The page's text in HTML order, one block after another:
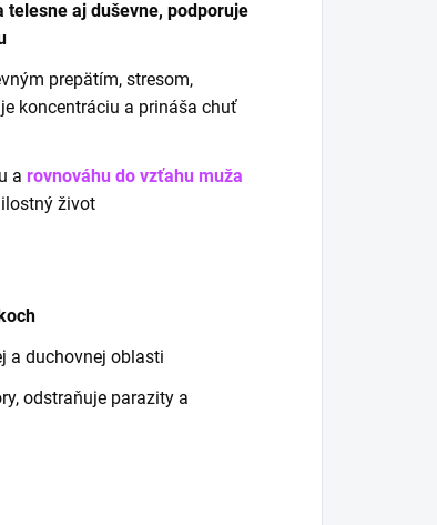
aj duševne, podporuje
prepätím, stresom,
koncentráciu a prináša chuť
a rovnováhu do vzťahu muža
život
a duchovnej oblasti
odstraňuje parazity a